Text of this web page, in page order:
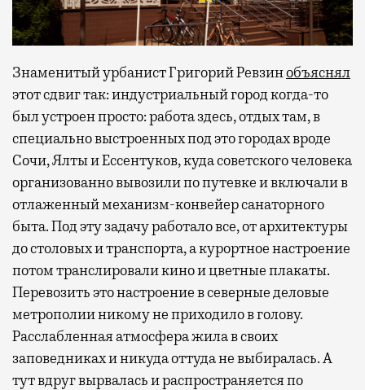
Знаменитый урбанист Григорий Ревзинобъяснял
этот сдвиг так: индустриальный город когда-то
был устроен просто: работа здесь, отдых там, в
специально выстроенных под это городах вроде
Сочи, Ялты и Ессентуков, куда советского человека
организованно вывозили по путевке и включали в
отлаженный механизм-конвейер санаторного
быта. Под эту задачу работало все, от архитектуры
до столовых и транспорта, а курортное настроение
потом транслировали кино и цветные плакаты.
Перевозить это настроение в северные деловые
метрополии никому не приходило в голову.
Расслабленная атмосфера жила в своих
заповедниках и никуда оттуда не выбиралась. А
тут вдруг вырвалась и распространяется по